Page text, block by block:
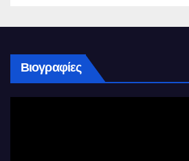
Βιογραφίες